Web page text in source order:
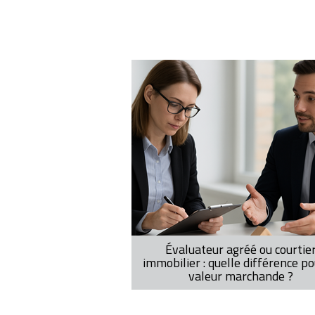
Évaluateur agréé ou
immobilier : quelle différence
valeur marchande ?
Pagination